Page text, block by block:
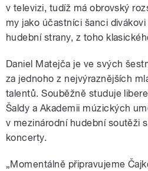
v televizi, tudíž má obrovský
my jako účastníci šanci divákovi
hudební strany, z toho
Daniel Matejča je ve svých
za jednoho z nejvýraznějších
talentů. Souběžně studuje
Šaldy a Akademii múzických
v mezinárodní hudební soutěži
koncerty.
„Momentálně připravujeme